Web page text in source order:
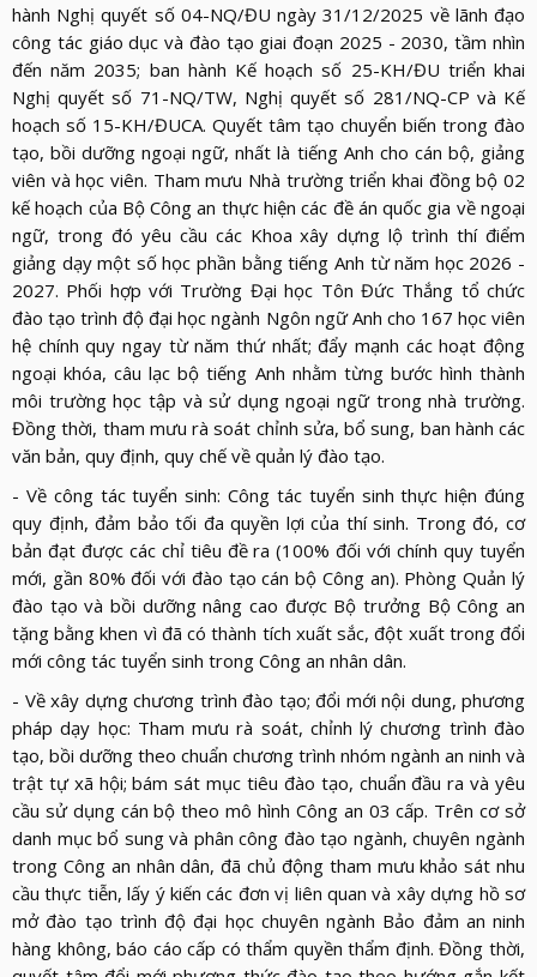
hành Nghị quyết số 04-NQ/ĐU ngày 31/12/2025 về lãnh đạo
công tác giáo dục và đào tạo giai đoạn 2025 - 2030, tầm nhìn
đến năm 2035; ban hành Kế hoạch số 25-KH/ĐU triển khai
Nghị quyết số 71-NQ/TW, Nghị quyết số 281/NQ-CP và Kế
hoạch số 15-KH/ĐUCA. Quyết tâm tạo chuyển biến trong đào
tạo, bồi dưỡng ngoại ngữ, nhất là tiếng Anh cho cán bộ, giảng
viên và học viên. Tham mưu Nhà trường triển khai đồng bộ 02
kế hoạch của Bộ Công an thực hiện các đề án quốc gia về ngoại
ngữ, trong đó yêu cầu các Khoa xây dựng lộ trình thí điểm
giảng dạy một số học phần bằng tiếng Anh từ năm học 2026 -
2027. Phối hợp với Trường Đại học Tôn Đức Thắng tổ chức
đào tạo trình độ đại học ngành Ngôn ngữ Anh cho 167 học viên
hệ chính quy ngay từ năm thứ nhất; đẩy mạnh các hoạt động
ngoại khóa, câu lạc bộ tiếng Anh nhằm từng bước hình thành
môi trường học tập và sử dụng ngoại ngữ trong nhà trường.
Đồng thời, tham mưu rà soát chỉnh sửa, bổ sung, ban hành các
văn bản, quy định, quy chế về quản lý đào tạo.
- Về công tác tuyển sinh: Công tác tuyển sinh thực hiện đúng
quy định, đảm bảo tối đa quyền lợi của thí sinh. Trong đó, cơ
bản đạt được các chỉ tiêu đề ra (100% đối với chính quy tuyển
mới, gần 80% đối với đào tạo cán bộ Công an). Phòng Quản lý
đào tạo và bồi dưỡng nâng cao được Bộ trưởng Bộ Công an
tặng bằng khen vì đã có thành tích xuất sắc, đột xuất trong đổi
mới công tác tuyển sinh trong Công an nhân dân.
- Về xây dựng chương trình đào tạo; đổi mới nội dung, phương
pháp dạy học: Tham mưu rà soát, chỉnh lý chương trình đào
tạo, bồi dưỡng theo chuẩn chương trình nhóm ngành an ninh và
trật tự xã hội; bám sát mục tiêu đào tạo, chuẩn đầu ra và yêu
cầu sử dụng cán bộ theo mô hình Công an 03 cấp. Trên cơ sở
danh mục bổ sung và phân công đào tạo ngành, chuyên ngành
trong Công an nhân dân, đã chủ động tham mưu khảo sát nhu
cầu thực tiễn, lấy ý kiến các đơn vị liên quan và xây dựng hồ sơ
mở đào tạo trình độ đại học chuyên ngành Bảo đảm an ninh
hàng không, báo cáo cấp có thẩm quyền thẩm định. Đồng thời,